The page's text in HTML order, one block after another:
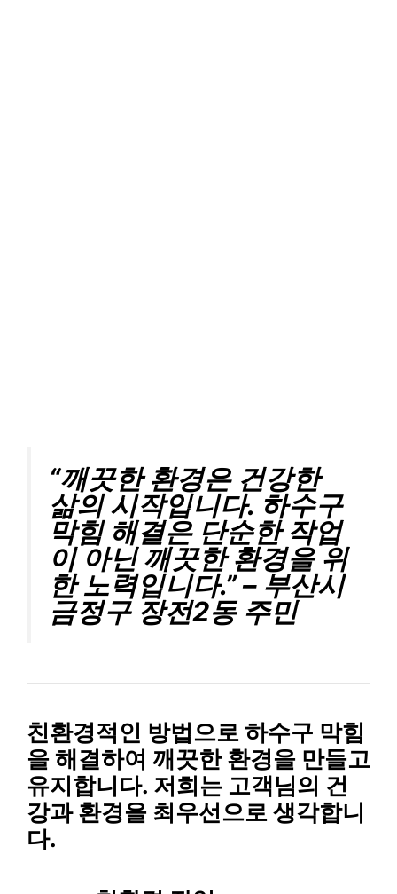
“깨끗한 환경은 건강한
삶의 시작입니다. 하수구
막힘 해결은 단순한 작업
이 아닌 깨끗한 환경을 위
한 노력입니다.” – 부산시
금정구 장전2동 주민
친환경적인 방법으로 하수구 막힘
을 해결하여 깨끗한 환경을 만들고
유지합니다. 저희는 고객님의 건
강과 환경을 최우선으로 생각합니
다.